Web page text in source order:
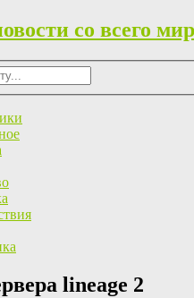
со всего
lineage 2